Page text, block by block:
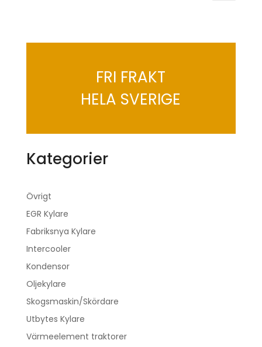
FRI FRAKT
HELA SVERIGE
Kategorier
Övrigt
EGR Kylare
Fabriksnya Kylare
Intercooler
Kondensor
Oljekylare
Skogsmaskin/Skördare
Utbytes Kylare
Värmeelement traktorer